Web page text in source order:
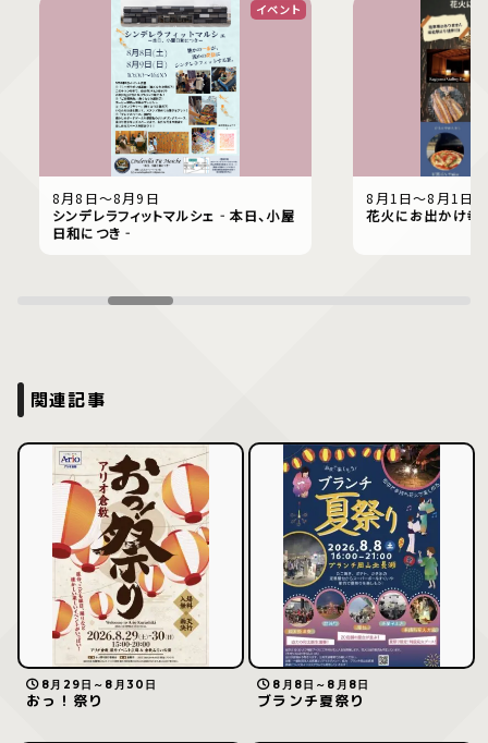
イベント
8月8日〜8月9日
シンデレラフィットマルシェ‐本日、小屋
日和につき‐
8月1日〜8月1日
花火にお出かけ幸
関連記事
8月29日～8月30日
おっ！祭り
8月8日～8月8日
ブランチ夏祭り